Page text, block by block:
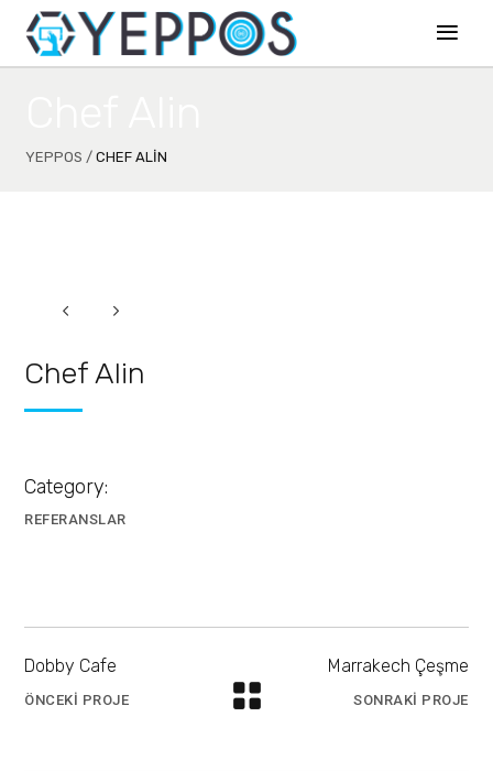
YEPPOS / CHEF ALIN
Chef Alin
Category:
REFERANSLAR
Dobby Cafe
ÖNCEKI PROJE
Marrakech Çeşme
SONRAKI PROJE